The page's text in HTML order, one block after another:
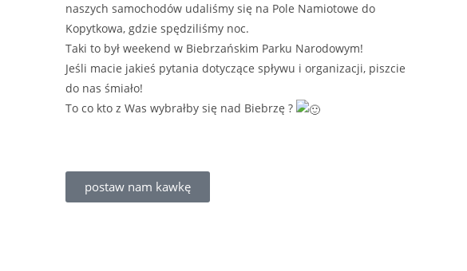
naszych samochodów udaliśmy się na Pole Namiotowe do
Kopytkowa, gdzie spędziliśmy noc.
Taki to był weekend w Biebrzańskim Parku Narodowym!
Jeśli macie jakieś pytania dotyczące spływu i organizacji, piszcie
do nas śmiało!
To co kto z Was wybrałby się nad Biebrzę ?
postaw nam kawkę